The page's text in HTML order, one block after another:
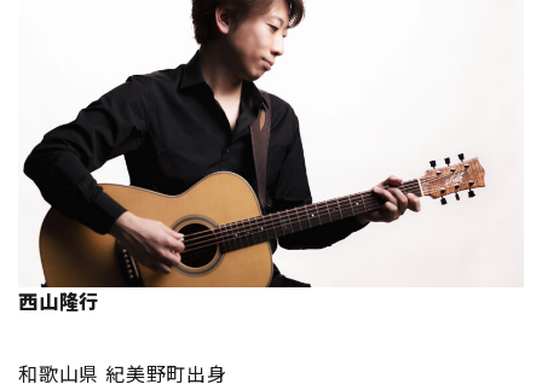
西山隆行
和歌山県 紀美野町出身